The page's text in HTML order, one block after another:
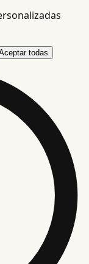
todas